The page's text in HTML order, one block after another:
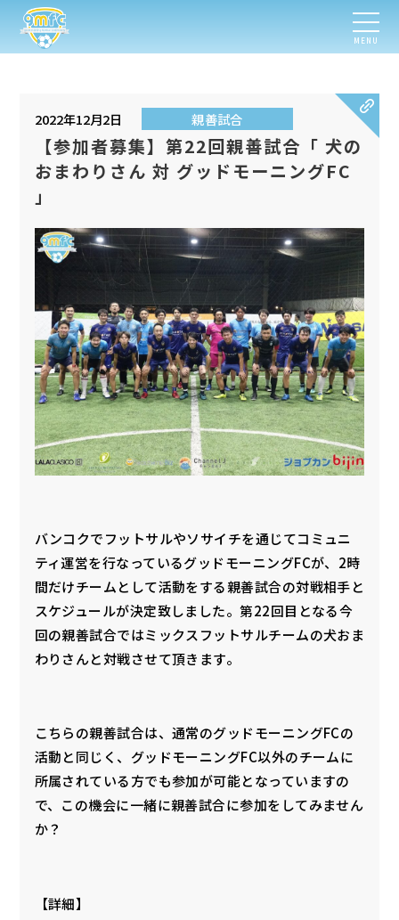
MENU
2022年12月2日 親善試合
【参加者募集】第22回親善試合「 犬の
おまわりさん 対 グッドモーニングFC
」
バンコクでフットサルやソサイチを通じてコミュニ
ティ運営を行なっているグッドモーニングFCが、2時
間だけチームとして活動をする親善試合の対戦相手と
スケジュールが決定致しました。第22回目となる今
回の親善試合ではミックスフットサルチームの犬おま
わりさんと対戦させて頂きます。
こちらの親善試合は、通常のグッドモーニングFCの
活動と同じく、グッドモーニングFC以外のチームに
所属されている方でも参加が可能となっていますの
で、この機会に一緒に親善試合に参加をしてみません
か？
【詳細】